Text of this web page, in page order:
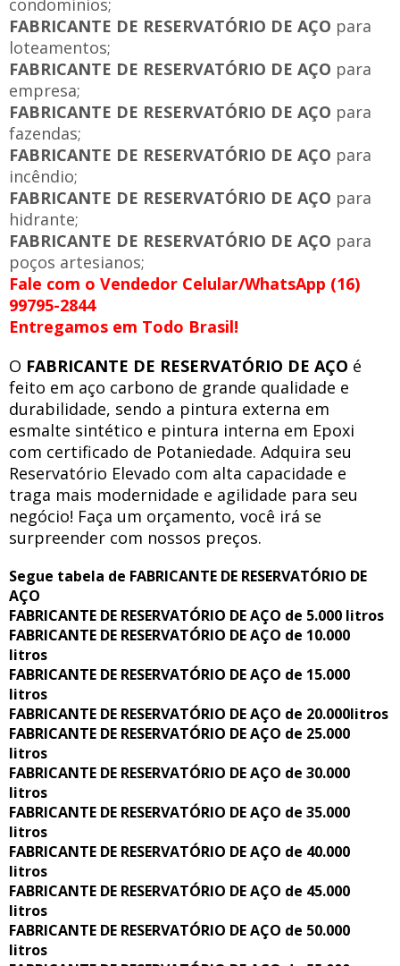
condomínios;
FABRICANTE DE RESERVATÓRIO DE AÇO para
loteamentos;
FABRICANTE DE RESERVATÓRIO DE AÇO para
empresa;
FABRICANTE DE RESERVATÓRIO DE AÇO para
fazendas;
FABRICANTE DE RESERVATÓRIO DE AÇO para
incêndio;
FABRICANTE DE RESERVATÓRIO DE AÇO para
hidrante;
FABRICANTE DE RESERVATÓRIO DE AÇO para
poços artesianos;
Fale com o Vendedor Celular/WhatsApp (16)
99795-2844
Entregamos em Todo Brasil!
O FABRICANTE DE RESERVATÓRIO DE AÇO é
feito em aço carbono de grande qualidade e
durabilidade, sendo a pintura externa em
esmalte sintético e pintura interna em Epoxi
com certificado de Potaniedade. Adquira seu
Reservatório Elevado com alta capacidade e
traga mais modernidade e agilidade para seu
negócio! Faça um orçamento, você irá se
surpreender com nossos preços.
Segue tabela de FABRICANTE DE RESERVATÓRIO DE
AÇO
FABRICANTE DE RESERVATÓRIO DE AÇO de 5.000 litros
FABRICANTE DE RESERVATÓRIO DE AÇO de 10.000
litros
FABRICANTE DE RESERVATÓRIO DE AÇO de 15.000
litros
FABRICANTE DE RESERVATÓRIO DE AÇO de 20.000litros
FABRICANTE DE RESERVATÓRIO DE AÇO de 25.000
litros
FABRICANTE DE RESERVATÓRIO DE AÇO de 30.000
litros
FABRICANTE DE RESERVATÓRIO DE AÇO de 35.000
litros
FABRICANTE DE RESERVATÓRIO DE AÇO de 40.000
litros
FABRICANTE DE RESERVATÓRIO DE AÇO de 45.000
litros
FABRICANTE DE RESERVATÓRIO DE AÇO de 50.000
litros